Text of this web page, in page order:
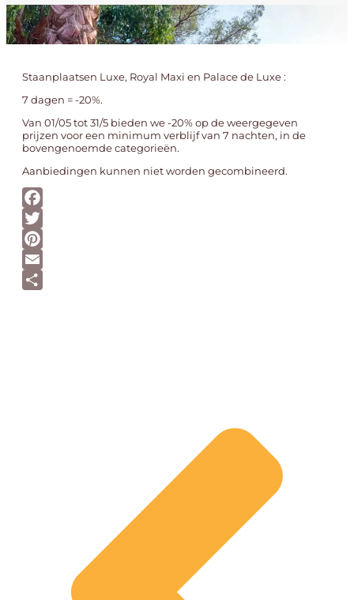
Staanplaatsen Luxe, Royal Maxi en Palace de Luxe :
7 dagen = -20%.
Van 01/05 tot 31/5 bieden we -20% op de weergegeven
prijzen voor een minimum verblijf van 7 nachten, in de
bovengenoemde categorieën.
Aanbiedingen kunnen niet worden gecombineerd.
Facebook
Twitter
Pinterest
Email